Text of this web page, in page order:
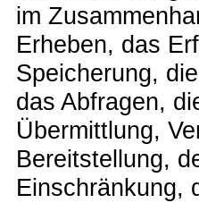
im
Erheben, das
Speicherung,
das Abfragen,
Übermittlung,
Bereitstellung,
Einschränkung,